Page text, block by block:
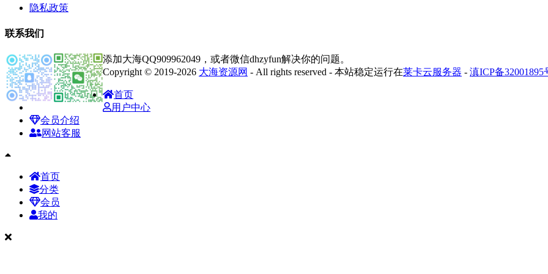
隐私政策
联系我们
添加大海QQ909962049，或者微信dhzyfun解决你的问题。
Copyright © 2019-2026 大海资源网 - All rights reserved - 本站稳定运行在莱卡云服务器 - 滇ICP备32001895
首页
用户中心
会员介绍
网站客服
首页
分类
会员
我的